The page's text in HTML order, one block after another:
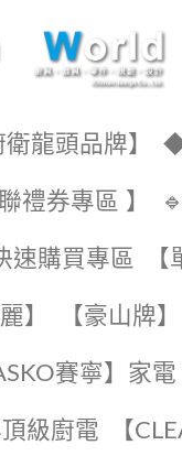
龍頭品牌】 ◆
禮券專區 】
速購買專區
】 【豪山牌】
賽寧】家電
級廚電 【